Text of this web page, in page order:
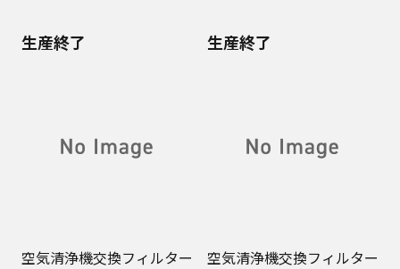
生産終了
空気清浄機交換フィルター
生産終了
空気清浄機交換フィルター